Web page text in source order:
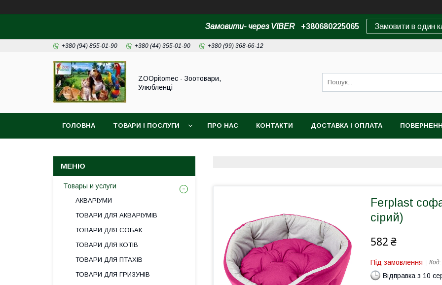
Замовити- через VIBER +380680225065 Замовити в один
+380 (94) 855-01-90 +380 (44) 355-01-90 +380 (99) 368-66-12
ZOOpitomec - Зоотовари,
Улюбленці
ГОЛОВНА ТОВАРИ І ПОСЛУГИ ПРО НАС КОНТАКТИ ДОСТАВКА І ОПЛАТА
Ferplast
сірий)
582 ₴
Під замовлення Код:
Відправка з 10
Товары и услуги
АКВАРІУМИ
ТОВАРИ ДЛЯ АКВАРІУМІВ
ТОВАРИ ДЛЯ СОБАК
ТОВАРИ ДЛЯ КОТІВ
ТОВАРИ ДЛЯ ПТАХІВ
ТОВАРИ ДЛЯ ГРИЗУНІВ